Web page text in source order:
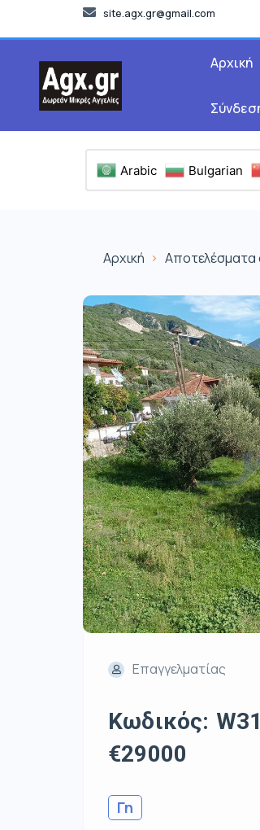
site.agx.gr@gmail.com
Αρχική
Arabic Bulgarian
Αρχική Αποτελέσματα
Επαγγελματίας
Κωδικός:
€29000
Γη